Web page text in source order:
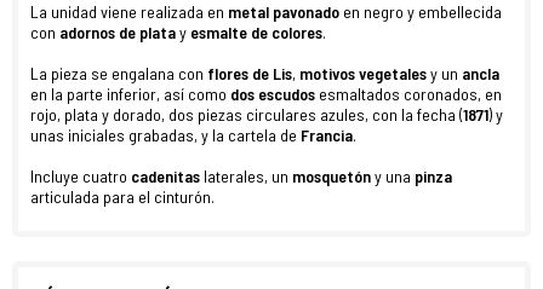
La unidad viene realizada en metal pavonado en negro y embellecida
con adornos de platay esmalte de colores.
La pieza se engalana con flores de Lis, motivos vegetalesy un ancla
en la parte inferior, así como dos escudos esmaltados coronados, en
rojo, plata y dorado, dos piezas circulares azules, con la fecha (1871) y
unas iniciales grabadas, y la cartela de Francia.
Incluye cuatro cadenitas laterales, un mosquetóny una pinza
articulada para el cinturón.